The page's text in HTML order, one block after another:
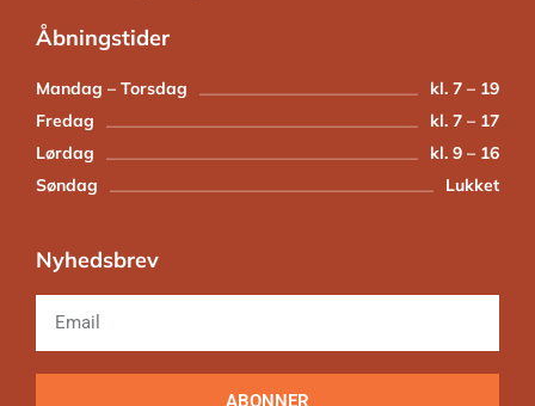
Åbningstider
Mandag – Torsdag
kl. 7 – 19
Fredag
kl. 7 – 17
Lørdag
kl. 9 – 16
Søndag
Lukket
Nyhedsbrev
ABONNER